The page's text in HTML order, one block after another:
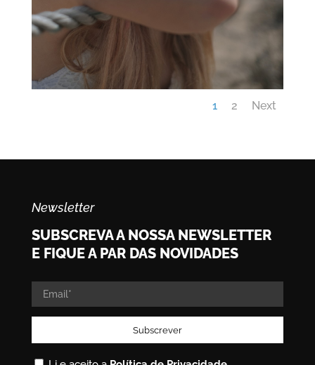
1 2 Next
Newsletter
SUBSCREVA A NOSSA NEWSLETTER
E FIQUE A PAR DAS NOVIDADES